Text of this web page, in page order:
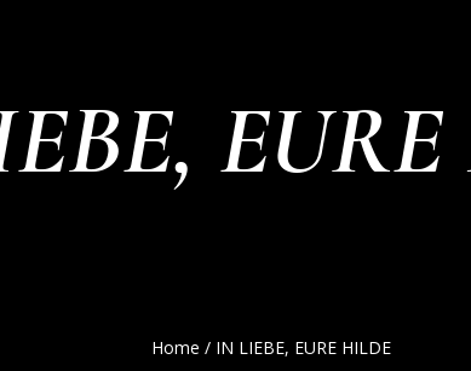
Home / IN LIEBE, EURE HILDE